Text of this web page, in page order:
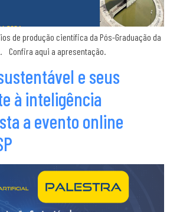
de produção científica da Pós-Graduação da
Confira aqui a apresentação.
e seus
à inteligência
a evento online